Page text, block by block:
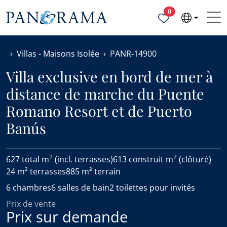
0Propriétés
Villas - Maisons Isolée PANR-14900
Villa exclusive en bord de mer à
distance de marche du Puente
Romano Resort et de Puerto
Banús
627 total m2 (incl. terrasses)613 construit m2 (clôturé)
24 m² terrasses885 m² terrain
6 chambres6 salles de bain2 toilettes pour invités
Prix de vente
Prix sur demande